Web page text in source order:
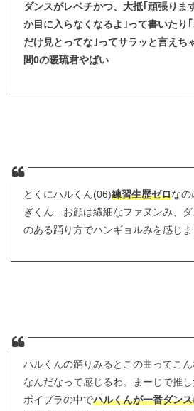
ダンスがレベチかつ、大抵｢頑張りま
か目に入らなくなるよ｣って書いたり
だけ見とってな｣ってサラッと言えち
間0の暖琉君やばい
とくにハルくん(06)練習生歴ゼロなの
ぎくん…お顔は繊細なファヌンみ、
のある踊り方でハンギョルみを感じま
ハルくんの踊りみるとこの曲ってこ
なんだなって感じるわ。まーじで推
ボイプラの中でハルくんが一番ダン